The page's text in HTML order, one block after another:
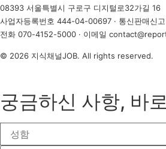
08393 서울특별시 구로구 디지털로32가길 16
사업자등록번호 444-04-00697 · 통신판매신
전화 070-4152-5000 · 이메일
© 2026 지식채널JOB. All rights reserved.
궁금하신 사항, 바